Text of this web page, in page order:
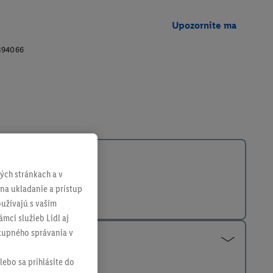
Upozornite ma
stránkach a v
ukladanie a prístup
s vaším
služieb Lidl aj
správania v
sa prihlásite do